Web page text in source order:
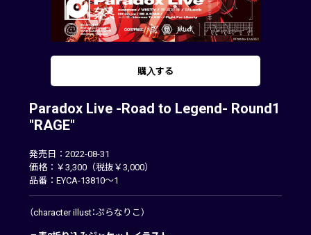
購入する
Paradox Live -Road to Legend- Round1
"RAGE"
発売日：2022-08-31
価格：￥3,300（税抜￥3,000）
品番：EYCA-13810～1
（character illust：ぷらなりこ）